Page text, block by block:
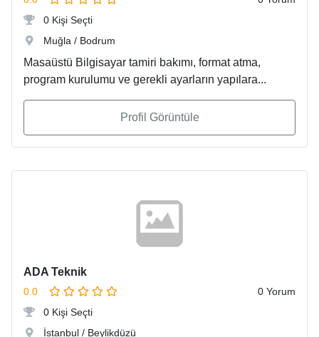
0 Kişi Seçti
Muğla / Bodrum
Masaüstü Bilgisayar tamiri bakımı, format atma,
program kurulumu ve gerekli ayarların yapılara...
Profil Görüntüle
ADA Teknik
0.0
0 Yorum
0 Kişi Seçti
İstanbul / Beylikdüzü